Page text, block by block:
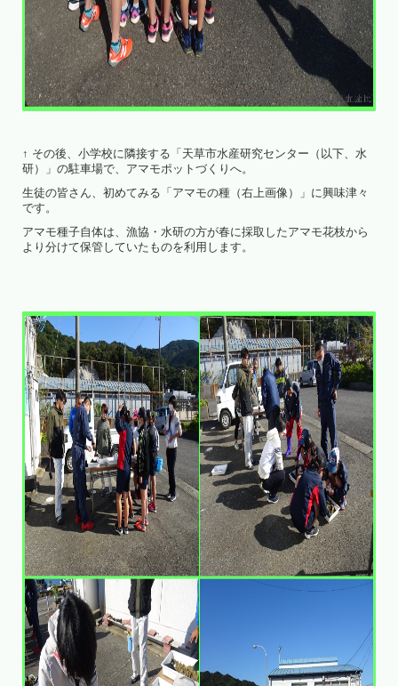
↑ その後、小学校に隣接する「天草市水産研究センター（以下、水
研）」の駐車場で、アマモポットづくりへ。
生徒の皆さん、初めてみる「アマモの種（右上画像）」に興味津々
です。
アマモ種子自体は、漁協・水研の方が春に採取したアマモ花枝から
より分けて保管していたものを利用します。